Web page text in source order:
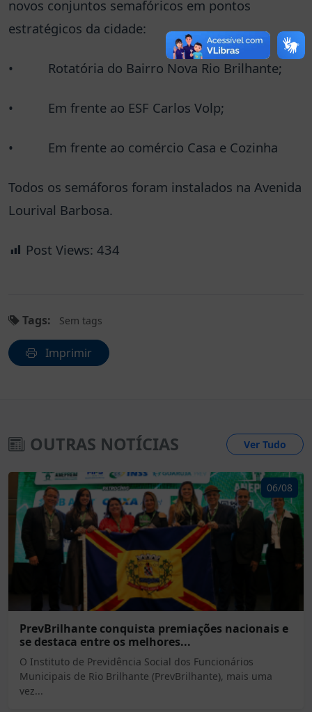
novos conjuntos semafóricos em pontos
estratégicos da cidade:
• Rotatória do Bairro Nova Rio Brilhante;
• Em frente ao ESF Carlos Volp;
• Em frente ao comércio Casa e Cozinha
Todos os semáforos foram instalados na Avenida
Lourival Barbosa.
Post Views: 434
Tags: Sem tags
Imprimir
OUTRAS NOTÍCIAS Ver Tudo
06/08
PrevBrilhante conquista premiações nacionais e
se destaca entre os melhores...
O Instituto de Previdência Social dos Funcionários
Municipais de Rio Brilhante (PrevBrilhante), mais uma
vez...